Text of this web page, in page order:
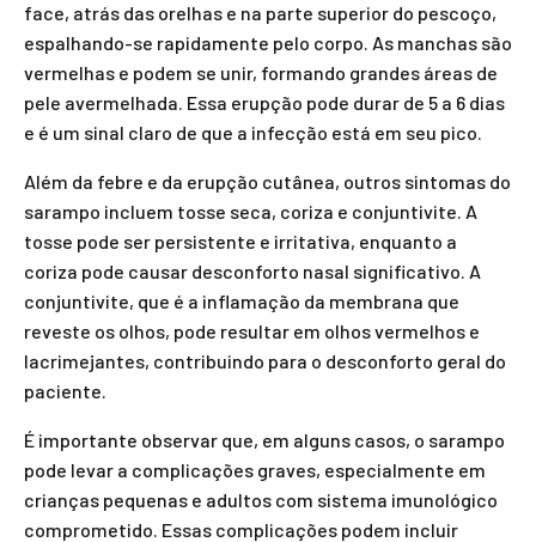
face, atrás das orelhas e na parte superior do pescoço,
espalhando-se rapidamente pelo corpo. As manchas são
vermelhas e podem se unir, formando grandes áreas de
pele avermelhada. Essa erupção pode durar de 5 a 6 dias
e é um sinal claro de que a infecção está em seu pico.
Além da febre e da erupção cutânea, outros sintomas do
sarampo incluem tosse seca, coriza e conjuntivite. A
tosse pode ser persistente e irritativa, enquanto a
coriza pode causar desconforto nasal significativo. A
conjuntivite, que é a inflamação da membrana que
reveste os olhos, pode resultar em olhos vermelhos e
lacrimejantes, contribuindo para o desconforto geral do
paciente.
É importante observar que, em alguns casos, o sarampo
pode levar a complicações graves, especialmente em
crianças pequenas e adultos com sistema imunológico
comprometido. Essas complicações podem incluir